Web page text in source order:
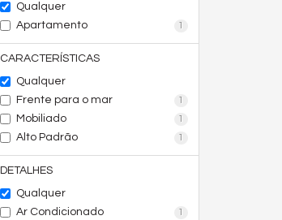
Qualquer
Apartamento
1
CARACTERÍSTICAS
Qualquer
Frente para o mar
1
Mobiliado 1
Alto Padrão 1
DETALHES
Qualquer
Ar Condicionado
1